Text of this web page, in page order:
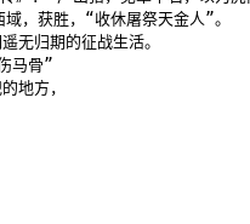
，获胜，“收休屠祭天金人”。
无归期的征战生活。
马骨”